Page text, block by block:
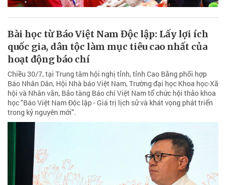
Bài học từ Báo Việt Nam Độc lập: Lấy lợi ích
quốc gia, dân tộc làm mục tiêu cao nhất của
hoạt động báo chí
Chiều 30/7, tại Trung tâm hội nghị tỉnh, tỉnh Cao Bằng phối hợp
Báo Nhân Dân, Hội Nhà báo Việt Nam, Trường đại học Khoa học-Xã
hội và Nhân văn, Bảo tàng Báo chí Việt Nam tổ chức hội thảo khoa
học "Báo Việt Nam Độc lập - Giá trị lịch sử và khát vọng phát triển
trong kỷ nguyên mới".